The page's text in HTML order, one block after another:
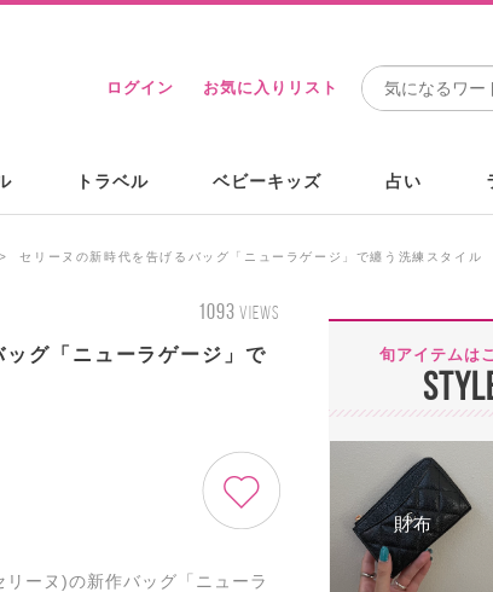
ログイン お気に入りリスト
トラベル ベビーキッズ 占い
セリーヌの新時代を告げるバッグ「ニューラゲージ」で纏う洗練スタイル
1093 VIEWS
グ「ニューラゲージ」で
ーヌ)の新作バッグ「ニューラ
旬アイテムは
財布